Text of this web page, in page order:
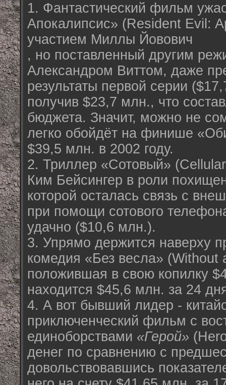
1. Фантастический фильм
Апокалипсис» (Resident Evil:
участием Миллы Йовович
, но поставленный другим
Александром Виттом, даже
результаты первой серии
получив $23,7 млн., что
бюджета. Значит, можно не
легко обойдёт на финише
$39,5 млн. в 2002 году.
2. Триллер «Сотовый»
Ким Бейсингер в роли
которой осталась связь с
при помощи сотового
удачно ($10,6 млн.).
3. Упрямо держится наверху
комедия «Без весла» (Without
положившая в свою копилку
находится $45,6 млн. за 24
4. А вот бывший лидер -
приключенческий фильм с
единоборствами «Герой»
денег по сравнению с
довольствовавшись